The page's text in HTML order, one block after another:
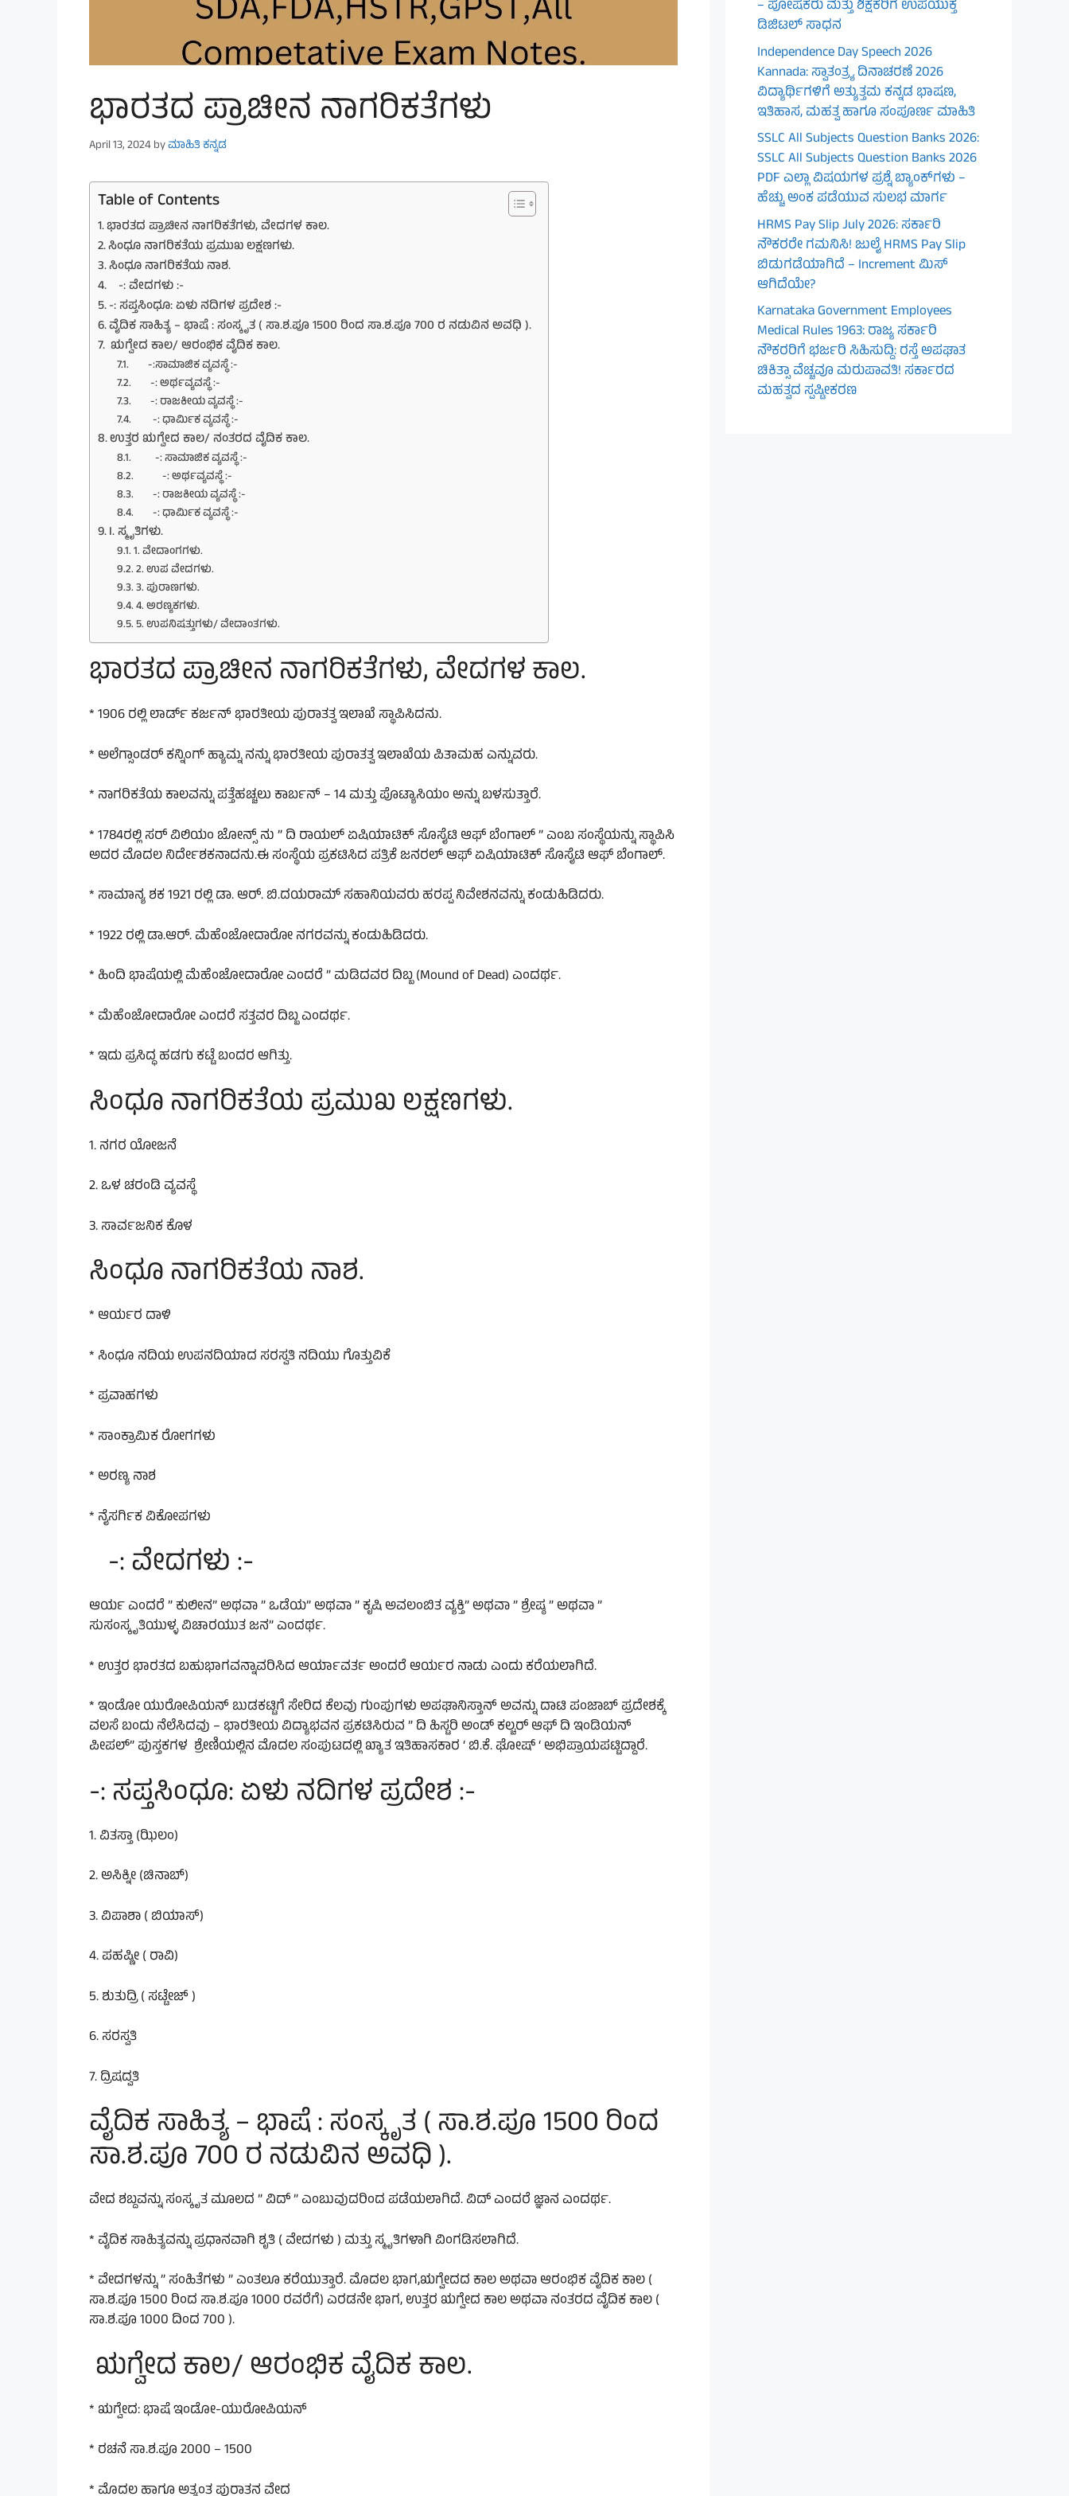
ಭಾರತದ ಪ್ರಾಚೀನ ನಾಗರಿಕತೆಗಳು
April 13, 2024byಮಾಹಿತಿ ಕನ್ನಡ
Table of Contents
ಭಾರತದ ಪ್ರಾಚೀನ ನಾಗರಿಕತೆಗಳು, ವೇದಗಳ ಕಾಲ.
ಸಿಂಧೂ ನಾಗರಿಕತೆಯ ಪ್ರಮುಖ ಲಕ್ಷಣಗಳು.
ಸಿಂಧೂ ನಾಗರಿಕತೆಯ ನಾಶ.
-: ವೇದಗಳು :-
-: ಸಪ್ತಸಿಂಧೂ: ಏಳು ನದಿಗಳ ಪ್ರದೇಶ :-
ವೈದಿಕ ಸಾಹಿತ್ಯ – ಭಾಷೆ : ಸಂಸ್ಕೃತ ( ಸಾ.ಶ.ಪೂ 1500 ರಿಂದ ಸಾ.ಶ.ಪೂ 700 ರ ನಡುವಿನ ಅವಧಿ ).
ಋಗ್ವೇದ ಕಾಲ/ ಆರಂಭಿಕ ವೈದಿಕ ಕಾಲ.
-:ಸಾಮಾಜಿಕ ವ್ಯವಸ್ಥೆ :-
-: ಅರ್ಥವ್ಯವಸ್ಥೆ :-
-: ರಾಜಕೀಯ ವ್ಯವಸ್ಥೆ :-
-: ಧಾರ್ಮಿಕ ವ್ಯವಸ್ಥೆ :-
ಉತ್ತರ ಋಗ್ವೇದ ಕಾಲ/ ನಂತರದ ವೈದಿಕ ಕಾಲ.
-: ಸಾಮಾಜಿಕ ವ್ಯವಸ್ಥೆ :-
-: ಅರ್ಥವ್ಯವಸ್ಥೆ :-
-: ರಾಜಕೀಯ ವ್ಯವಸ್ಥೆ :-
-: ಧಾರ್ಮಿಕ ವ್ಯವಸ್ಥೆ :-
I. ಸ್ಮೃತಿಗಳು.
1. ವೇದಾಂಗಗಳು.
2. ಉಪ ವೇದಗಳು.
3. ಪುರಾಣಗಳು.
4. ಅರಣ್ಯಕಗಳು.
5. ಉಪನಿಷತ್ತುಗಳು/ ವೇದಾಂತಗಳು.
ಭಾರತದ ಪ್ರಾಚೀನ ನಾಗರಿಕತೆಗಳು, ವೇದಗಳ ಕಾಲ.
* 1906 ರಲ್ಲಿ ಲಾರ್ಡ್ ಕರ್ಜನ್ ಭಾರತೀಯ ಪುರಾತತ್ವ ಇಲಾಖೆ ಸ್ಥಾಪಿಸಿದನು.
* ಅಲೆಗ್ಸಾಂಡರ್ ಕನ್ನಿಂಗ್ ಹ್ಯಾಮ್ನ ನನ್ನು ಭಾರತೀಯ ಪುರಾತತ್ವ ಇಲಾಖೆಯ ಪಿತಾಮಹ ಎನ್ನುವರು.
* ನಾಗರಿಕತೆಯ ಕಾಲವನ್ನು ಪತ್ತೆಹಚ್ಚಲು ಕಾರ್ಬನ್ – 14 ಮತ್ತು ಪೊಟ್ಯಾಸಿಯಂ ಅನ್ನು ಬಳಸುತ್ತಾರೆ.
* 1784ರಲ್ಲಿ ಸರ್ ವಿಲಿಯಂ ಜೋನ್ಸ್ ನು ” ದಿ ರಾಯಲ್ ಏಷಿಯಾಟಿಕ್ ಸೊಸೈಟಿ ಆಫ್ ಬೆಂಗಾಲ್ ” ಎಂಬ ಸಂಸ್ಥೆಯನ್ನು ಸ್ಥಾಪಿಸಿ
ಅದರ ಮೊದಲ ನಿರ್ದೇಶಕನಾದನು.ಈ ಸಂಸ್ಥೆಯ ಪ್ರಕಟಿಸಿದ ಪತ್ರಿಕೆ ಜನರಲ್ ಆಫ್ ಏಷಿಯಾಟಿಕ್ ಸೊಸೈಟಿ ಆಫ್ ಬೆಂಗಾಲ್.
* ಸಾಮಾನ್ಯ ಶಕ 1921 ರಲ್ಲಿ ಡಾ. ಆರ್. ಬಿ.ದಯರಾಮ್ ಸಹಾನಿಯವರು ಹರಪ್ಪ ನಿವೇಶನವನ್ನು ಕಂಡುಹಿಡಿದರು.
* 1922 ರಲ್ಲಿ ಡಾ.ಆರ್. ಮೆಹೆಂಜೋದಾರೋ ನಗರವನ್ನು ಕಂಡುಹಿಡಿದರು.
* ಹಿಂದಿ ಭಾಷೆಯಲ್ಲಿ ಮೆಹೆಂಜೋದಾರೋ ಎಂದರೆ ” ಮಡಿದವರ ದಿಬ್ಬ (Mound of Dead) ಎಂದರ್ಥ.
* ಮೆಹೆಂಜೋದಾರೋ ಎಂದರೆ ಸತ್ತವರ ದಿಬ್ಬ ಎಂದರ್ಥ.
* ಇದು ಪ್ರಸಿದ್ಧ ಹಡಗು ಕಟ್ಟೆ ಬಂದರ ಆಗಿತ್ತು.
ಸಿಂಧೂ ನಾಗರಿಕತೆಯ ಪ್ರಮುಖ ಲಕ್ಷಣಗಳು.
1. ನಗರ ಯೋಜನೆ
2. ಒಳ ಚರಂಡಿ ವ್ಯವಸ್ಥೆ
3. ಸಾರ್ವಜನಿಕ ಕೊಳ
ಸಿಂಧೂ ನಾಗರಿಕತೆಯ ನಾಶ.
* ಆರ್ಯರ ದಾಳಿ
* ಸಿಂಧೂ ನದಿಯ ಉಪನದಿಯಾದ ಸರಸ್ವತಿ ನದಿಯು ಗೊತ್ತುವಿಕೆ
* ಪ್ರವಾಹಗಳು
* ಸಾಂಕ್ರಾಮಿಕ ರೋಗಗಳು
* ಅರಣ್ಯ ನಾಶ
* ನೈಸರ್ಗಿಕ ವಿಕೋಪಗಳು
-: ವೇದಗಳು :-
ಆರ್ಯ ಎಂದರೆ ” ಕುಲೀನ” ಅಥವಾ ” ಒಡೆಯ” ಅಥವಾ ” ಕೃಷಿ ಅವಲಂಬಿತ ವ್ಯಕ್ತಿ” ಅಥವಾ ” ಶ್ರೇಷ್ಠ ” ಅಥವಾ ”
ಸುಸಂಸ್ಕೃತಿಯುಳ್ಳ ವಿಚಾರಯುತ ಜನ” ಎಂದರ್ಥ.
* ಉತ್ತರ ಭಾರತದ ಬಹುಭಾಗವನ್ನಾವರಿಸಿದ ಆರ್ಯಾವರ್ತ ಅಂದರೆ ಆರ್ಯರ ನಾಡು ಎಂದು ಕರೆಯಲಾಗಿದೆ.
* ಇಂಡೋ ಯುರೋಪಿಯನ್ ಬುಡಕಟ್ಟಿಗೆ ಸೇರಿದ ಕೆಲವು ಗುಂಪುಗಳು ಅಪಘಾನಿಸ್ತಾನ್ ಅವನ್ನು ದಾಟಿ ಪಂಜಾಬ್ ಪ್ರದೇಶಕ್ಕೆ
ವಲಸೆ ಬಂದು ನೆಲೆಸಿದವು – ಭಾರತೀಯ ವಿದ್ಯಾಭವನ ಪ್ರಕಟಿಸಿರುವ ” ದಿ ಹಿಸ್ಟರಿ ಅಂಡ್ ಕಲ್ಚರ್ ಆಫ್ ದಿ ಇಂಡಿಯನ್
ಪೀಪಲ್” ಪುಸ್ತಕಗಳ ಶ್ರೇಣಿಯಲ್ಲಿನ ಮೊದಲ ಸಂಪುಟದಲ್ಲಿ ಖ್ಯಾತ ಇತಿಹಾಸಕಾರ ‘ ಬಿ.ಕೆ. ಘೋಷ್ ‘ ಅಭಿಪ್ರಾಯಪಟ್ಟಿದ್ದಾರೆ.
-: ಸಪ್ತಸಿಂಧೂ: ಏಳು ನದಿಗಳ ಪ್ರದೇಶ :-
1. ವಿತಸ್ತಾ (ಝಿಲಂ)
2. ಅಸಿಕ್ನೀ (ಚಿನಾಬ್)
3. ವಿಪಾಶಾ ( ಬಿಯಾಸ್)
4. ಪಹಷ್ಣೀ ( ರಾವಿ)
5. ಶುತುದ್ರಿ ( ಸಟ್ಟೇಜ್ )
6. ಸರಸ್ವತಿ
7. ದ್ರಿಷದ್ವತಿ
ವೈದಿಕ ಸಾಹಿತ್ಯ – ಭಾಷೆ : ಸಂಸ್ಕೃತ ( ಸಾ.ಶ.ಪೂ 1500 ರಿಂದ
ಸಾ.ಶ.ಪೂ 700 ರ ನಡುವಿನ ಅವಧಿ ).
ವೇದ ಶಬ್ದವನ್ನು ಸಂಸ್ಕೃತ ಮೂಲದ ” ವಿದ್ ” ಎಂಬುವುದರಿಂದ ಪಡೆಯಲಾಗಿದೆ. ವಿದ್ ಎಂದರೆ ಜ್ಞಾನ ಎಂದರ್ಥ.
* ವೈದಿಕ ಸಾಹಿತ್ಯವನ್ನು ಪ್ರಧಾನವಾಗಿ ಶೃತಿ ( ವೇದಗಳು ) ಮತ್ತು ಸ್ಮೃತಿಗಳಾಗಿ ವಿಂಗಡಿಸಲಾಗಿದೆ.
* ವೇದಗಳನ್ನು ” ಸಂಹಿತೆಗಳು ” ಎಂತಲೂ ಕರೆಯುತ್ತಾರೆ. ಮೊದಲ ಭಾಗ,ಋಗ್ವೇದದ ಕಾಲ ಅಥವಾ ಆರಂಭಿಕ ವೈದಿಕ ಕಾಲ (
ಸಾ.ಶ.ಪೂ 1500 ರಿಂದ ಸಾ.ಶ.ಪೂ 1000 ರವರೆಗೆ) ಎರಡನೇ ಭಾಗ, ಉತ್ತರ ಋಗ್ವೇದ ಕಾಲ ಅಥವಾ ನಂತರದ ವೈದಿಕ ಕಾಲ (
ಸಾ.ಶ.ಪೂ 1000 ದಿಂದ 700 ).
ಋಗ್ವೇದ ಕಾಲ/ ಆರಂಭಿಕ ವೈದಿಕ ಕಾಲ.
* ಋಗ್ವೇದ: ಭಾಷೆ ಇಂಡೋ-ಯುರೋಪಿಯನ್
* ರಚನೆ ಸಾ.ಶ.ಪೂ 2000 – 1500
* ಮೊದಲ ಹಾಗೂ ಅತ್ಯಂತ ಪುರಾತನ ವೇದ
– ಪೋಷಕರು ಮತ್ತು ಶಿಕ್ಷಕರಿಗೆ ಉಪಯುಕ್ತ
ಡಿಜಿಟಲ್ ಸಾಧನ
Independence Day Speech 2026
Kannada: ಸ್ವಾತಂತ್ರ್ಯ ದಿನಾಚರಣೆ 2026
ವಿದ್ಯಾರ್ಥಿಗಳಿಗೆ ಅತ್ಯುತ್ತಮ ಕನ್ನಡ ಭಾಷಣ,
ಇತಿಹಾಸ, ಮಹತ್ವ ಹಾಗೂ ಸಂಪೂರ್ಣ ಮಾಹಿತಿ
SSLC All Subjects Question Banks 2026:
SSLC All Subjects Question Banks 2026
PDF ಎಲ್ಲಾ ವಿಷಯಗಳ ಪ್ರಶ್ನೆ ಬ್ಯಾಂಕ್‌ಗಳು –
ಹೆಚ್ಚು ಅಂಕ ಪಡೆಯುವ ಸುಲಭ ಮಾರ್ಗ
HRMS Pay Slip July 2026: ಸರ್ಕಾರಿ
ನೌಕರರೇ ಗಮನಿಸಿ! ಜುಲೈ HRMS Pay Slip
ಬಿಡುಗಡೆಯಾಗಿದೆ – Increment ಮಿಸ್
ಆಗಿದೆಯೇ?
Karnataka Government Employees
Medical Rules 1963: ರಾಜ್ಯ ಸರ್ಕಾರಿ
ನೌಕರರಿಗೆ ಭರ್ಜರಿ ಸಿಹಿಸುದ್ದಿ: ರಸ್ತೆ ಅಪಘಾತ
ಚಿಕಿತ್ಸಾ ವೆಚ್ಚವೂ ಮರುಪಾವತಿ! ಸರ್ಕಾರದ
ಮಹತ್ವದ ಸ್ಪಷ್ಟೀಕರಣ